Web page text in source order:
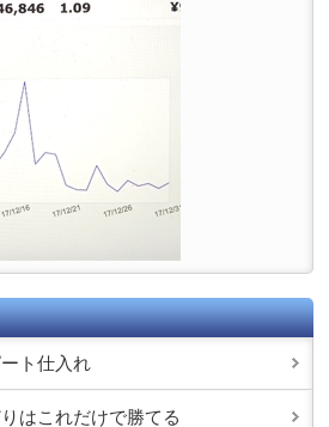
ト仕入れ
はこれだけで勝てる